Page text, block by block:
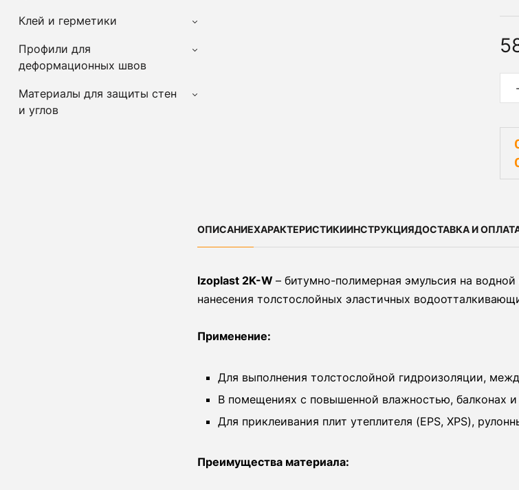
ОПИСАНИЕХАРАКТЕРИСТИКИИНСТРУКЦИЯДОСТАВКА И
Izoplast 2K-W – битумно-полимерная эмульсия на
нанесения толстослойных эластичных
Применение:
Для выполнения толстослойной гидроизоляции,
В помещениях с повышенной влажностью, балконах и
Для приклеивания плит утеплителя (EPS, XPS),
Преимущества материала:
Клей и герметики
Профили для
деформационных швов
Материалы для защиты стен
и углов